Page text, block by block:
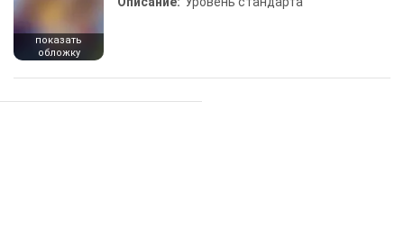
показать
обложку